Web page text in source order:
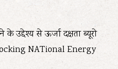
के उद्देश्य से ऊर्जा दक्षता ब्यूरो
NATional Energy